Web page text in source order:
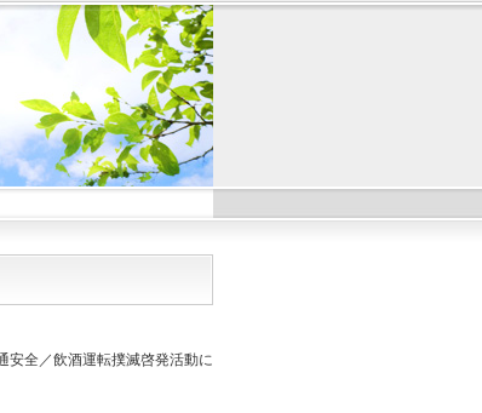
安全／飲酒運転撲滅啓発活動に